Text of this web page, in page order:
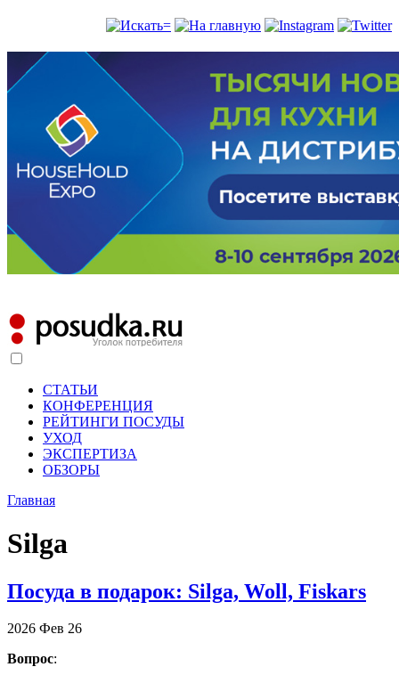
СТАТЬИ
КОНФЕРЕНЦИЯ
РЕЙТИНГИ ПОСУДЫ
УХОД
ЭКСПЕРТИЗА
ОБЗОРЫ
Главная
Silga
Посуда в подарок: Silga, Woll, Fiskars
2026 Фев 26
Вопрос: